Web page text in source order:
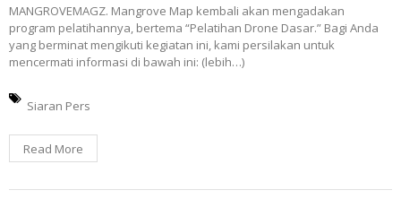
MANGROVEMAGZ. Mangrove Map kembali akan mengadakan
program pelatihannya, bertema “Pelatihan Drone Dasar.” Bagi Anda
yang berminat mengikuti kegiatan ini, kami persilakan untuk
mencermati informasi di bawah ini: (lebih…)
Siaran Pers
Read More